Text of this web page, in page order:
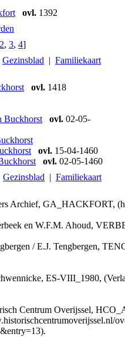
ovl. 1392
2, 3, 4]
Gezinsblad | Familiekaart
ovl. 1418
Buckhorst ovl. 02-05-
ovl. 15-04-1460
ovl. 02-05-1460
Gezinsblad | Familiekaart
Archief, GA_HACKFORT,
en W.F.M. Ahoud,
/ E.J. Tengbergen,
ES-VIII_1980,
Centrum Overijssel,